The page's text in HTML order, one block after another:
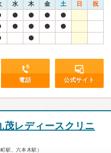
水 木 金 土 日 祝
電話 公式サイト
茂レディースクリニ
駅、六本木駅）